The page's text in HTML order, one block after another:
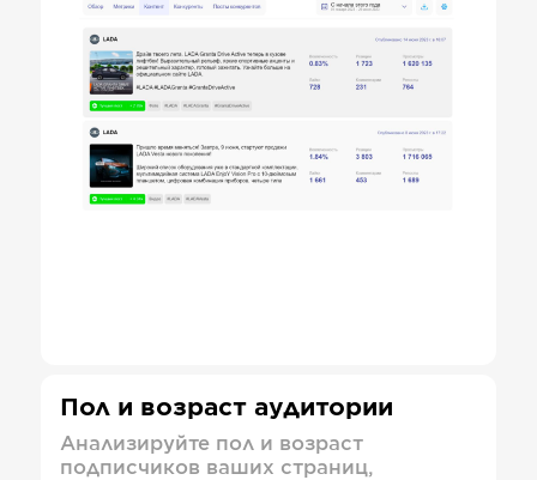
Пол и возраст аудитории
Анализируйте пол и возраст
подписчиков ваших страниц,